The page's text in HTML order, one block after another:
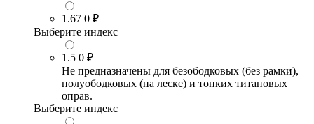
1.67 0 ₽
Выберите индекс
1.5 0 ₽
Не предназначены для безободковых (без рамки),
полуободковых (на леске) и тонких титановых
оправ.
Выберите индекс